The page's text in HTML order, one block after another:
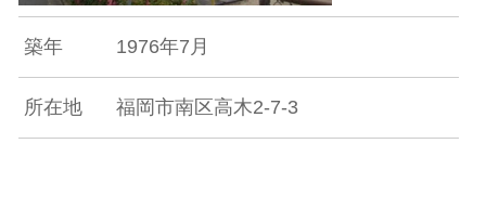
築年 1976年7月
所在地 福岡市南区高木2-7-3